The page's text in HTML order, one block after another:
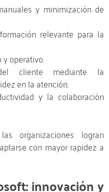
y minimización de
relevante para la
operativo.
cliente mediante la
en la atención.
y la colaboración
organizaciones logran
con mayor rapidez a
innovación y